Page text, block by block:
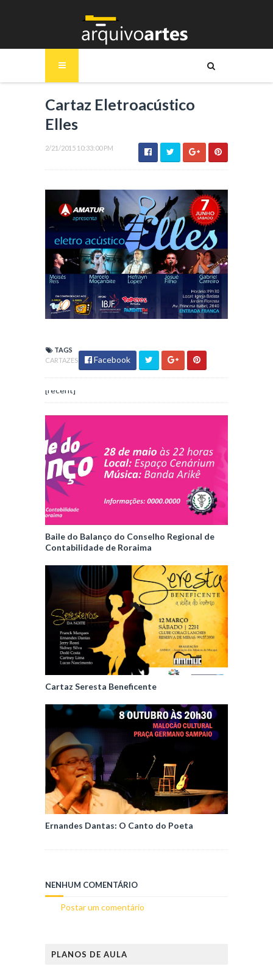
Cartaz Eletroacústico
Elles
2/21/2015 10:33:00 PM
TAGS
CARTAZES
Facebook
[recent]
Baile do Balanço do Conselho Regional de
Contabilidade de Roraima
Cartaz Seresta Beneficente
Ernandes Dantas: O Canto do Poeta
NENHUM COMENTÁRIO
Postar um comentário
PLANOS DE AULA